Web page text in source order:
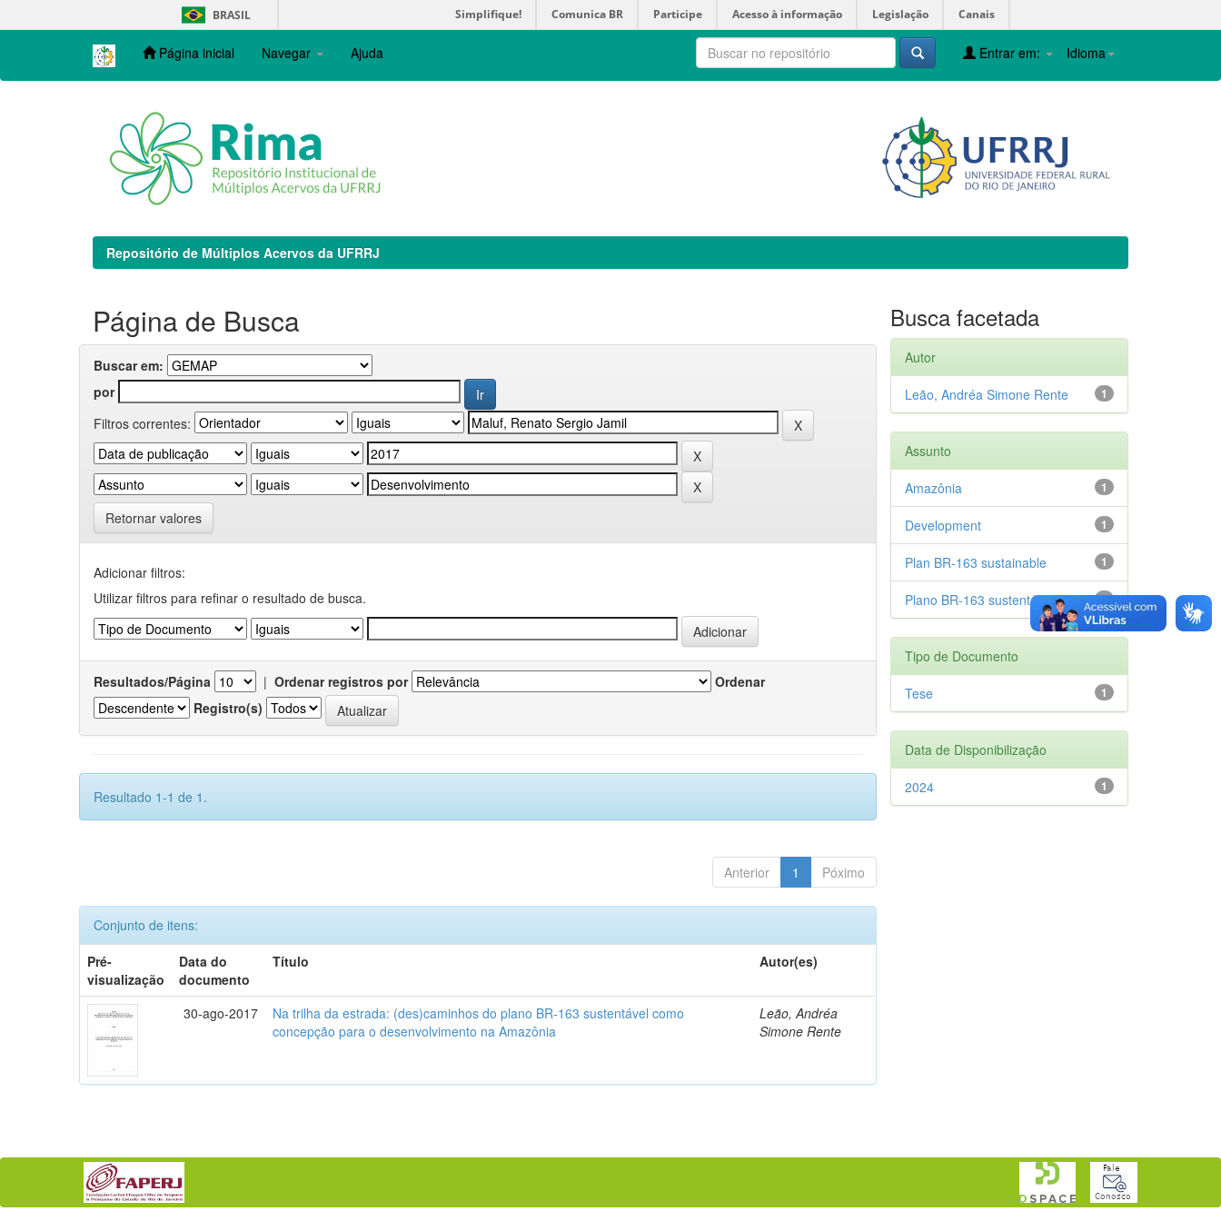
navigation
BRASIL Simplifique! Comunica BR Participe Acesso à informação Legislação Canais
Página inicial Navegar Ajuda Idioma
Entrar em:
Repositório de Múltiplos Acervos da UFRRJ
Página de Busca
Buscar em:
por
Filtros correntes:
Retornar valores
Adicionar filtros:
Utilizar filtros para refinar o resultado de busca.
Resultados/Página | Ordenar registros por
Ordenar
Registro(s)
Resultado 1-1 de 1.
Anterior 1 Póximo
Conjunto de itens:
Pré-
visualização
Data do
documento
Título Autor(es)
30-ago-2017
Na trilha da estrada: (des)caminhos do plano BR-163 sustentável como
concepção para o desenvolvimento na Amazônia
Leão, Andréa
Simone Rente
Busca facetada
Autor
1
Leão, Andréa Simone Rente
Assunto
1
Amazônia
1
Development
1
Plan BR-163 sustainable
1
Plano BR-163 sustentável
Tipo de Documento
1
Tese
Data de Disponibilização
1
2024